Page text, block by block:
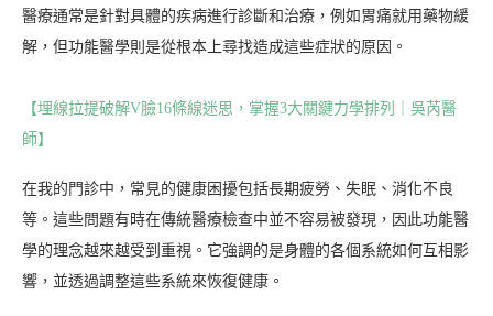
醫療通常是針對具體的疾病進行診斷和治療，例如胃痛就用藥物緩
解，但功能醫學則是從根本上尋找造成這些症狀的原因。
【埋線拉提破解V臉16條線迷思，掌握3大關鍵力學排列｜吳芮醫
師】
在我的門診中，常見的健康困擾包括長期疲勞、失眠、消化不良
等。這些問題有時在傳統醫療檢查中並不容易被發現，因此功能醫
學的理念越來越受到重視。它強調的是身體的各個系統如何互相影
響，並透過調整這些系統來恢復健康。